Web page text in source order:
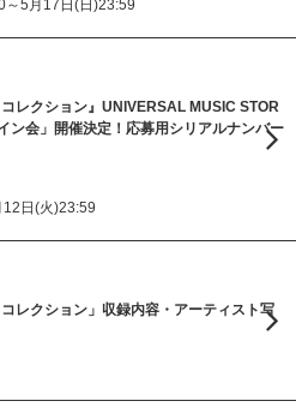
5月17日(日)23:59
レクション』UNIVERSAL MUSIC STOR
ン会」開催決定！応募用シリアルナンバー
日(火)23:59
レクション」収録内容・アーティスト写